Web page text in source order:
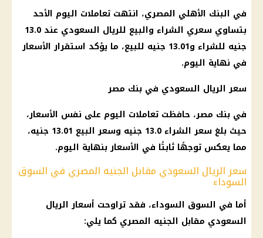
في البنك الأهلي المصري، انتهت تعاملات اليوم الأحد
بتساوي سعري الشراء والبيع للريال السعودي عند 13.0
جنيه للشراء و13.01 جنيه للبيع، ما يؤكد استقرار
الأسعار
في نهاية اليوم.
سعر الريال السعودي في بنك مصر
في بنك مصر، حافظت تعاملات اليوم على نفس الأسعار،
حيث بلغ سعر الشراء 13.0 جنيه وسعر البيع 13.01 جنيه،
مما يعكس توجهًا ثابتًا في الأسعاربنهاية اليوم.
سعر الريال السعودي مقابل الجنيه المصري في السوق
السوداء
أما في السوق السوداء، فقد تراوحت أسعار الريال
السعودي مقابل الجنيه المصري كما يلي: